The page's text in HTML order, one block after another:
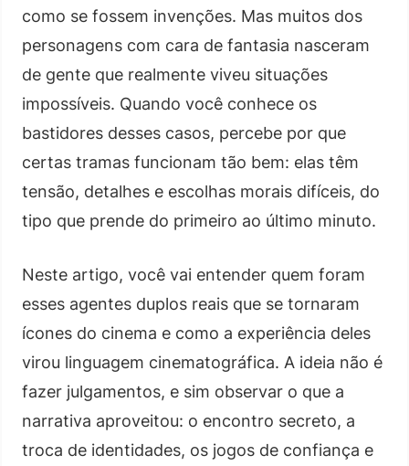
como se fossem invenções. Mas muitos dos
personagens com cara de fantasia nasceram
de gente que realmente viveu situações
impossíveis. Quando você conhece os
bastidores desses casos, percebe por que
certas tramas funcionam tão bem: elas têm
tensão, detalhes e escolhas morais difíceis, do
tipo que prende do primeiro ao último minuto.
Neste artigo, você vai entender quem foram
esses agentes duplos reais que se tornaram
ícones do cinema e como a experiência deles
virou linguagem cinematográfica. A ideia não é
fazer julgamentos, e sim observar o que a
narrativa aproveitou: o encontro secreto, a
troca de identidades, os jogos de confiança e